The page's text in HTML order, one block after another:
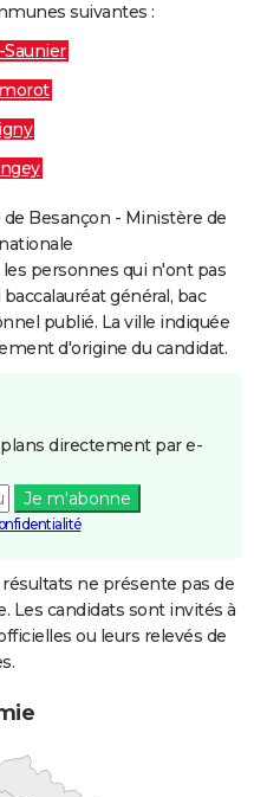
suivantes :
Besançon - Ministère de
personnes qui n'ont pas
général, bac
publié. La ville indiquée
d'origine du candidat.
directement par e-
Je m'abonne
ne présente pas de
Les candidats sont invités à
ou leurs relevés de